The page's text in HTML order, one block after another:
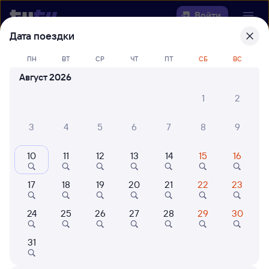
Войти
Выберите день, чтобы найтиж/д
билеты Карымская — Хадабулак
Куда
Когда
Кто едет
Найти поезда
Дата поездки
ПН ВТ СР ЧТ ПТ СБ ВС
Август 2026
1
2
3 4 5 6 7 8 9
10 11 12 13 14 15 16
17 18 19 20 21 22 23
24 25 26 27 28 29 30
31